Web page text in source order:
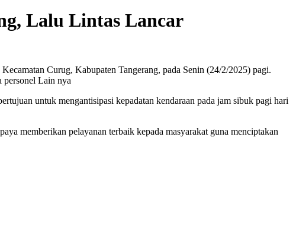
Lalu Lintas Lancar
Curug, Kabupaten Tangerang, pada Senin (24/2/2025) pagi.
personel Lain nya
untuk mengantisipasi kepadatan kendaraan pada jam sibuk pagi hari
memberikan pelayanan terbaik kepada masyarakat guna menciptakan